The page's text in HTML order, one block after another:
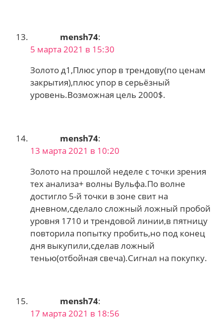
mensh74:
5 марта 2021 в 15:30
Золото д1,Плюс упор в трендову(по ценам
закрытия),плюс упор в серьёзный
уровень.Возможная цель 2000$.
mensh74:
13 марта 2021 в 10:20
Золото на прошлой неделе с точки зрения
тех анализа+ волны Вульфа.По волне
достигло 5-й точки в зоне свит на
дневном,сделало сложный ложный пробой
уровня 1710 и трендовой линии,в пятницу
повторила попытку пробить,но под конец
дня выкупили,сделав ложный
тенью(отбойная свеча).Сигнал на покупку.
mensh74:
17 марта 2021 в 18:56